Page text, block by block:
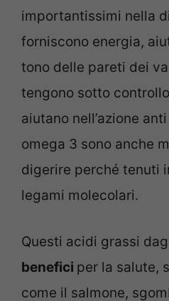
importantissimi nella
forniscono energia,
tono delle pareti dei
tengono sotto
aiutano nell’azione
omega 3 sono anche
digerire perché tenuti
legami molecolari.
Questi acidi grassi
benefici per la salute,
come il salmone,